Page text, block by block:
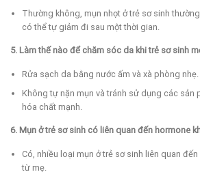
Thường không, mụn nhọt ở trẻ sơ sinh
có thể tự giảm đi sau một thời gian.
5. Làm thế nào để chăm sóc da khi trẻ sơ sinh
Rửa sạch da bằng nước ấm và xà phòng nhẹ.
Không tự nặn mụn và tránh sử dụng các sản
hóa chất mạnh.
6. Mụn ở trẻ sơ sinh có liên quan đến hormone
Có, nhiều loại mụn ở trẻ sơ sinh liên quan
từ mẹ.